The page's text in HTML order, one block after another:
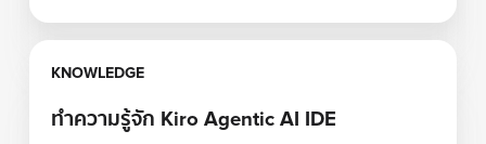
KNOWLEDGE
ทำความรู้จัก Kiro Agentic AI IDE